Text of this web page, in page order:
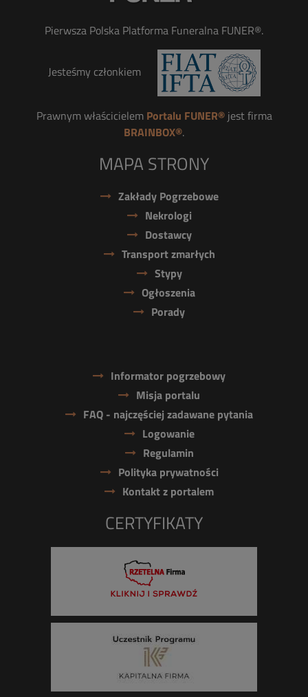
Pierwsza Polska Platforma Funeralna FUNER®.
Jesteśmy członkiem
Prawnym właścicielem Portalu FUNER®jest firma
BRAINBOX®.
MAPA STRONY
Zakłady Pogrzebowe
Nekrologi
Dostawcy
Transport zmarłych
Stypy
Ogłoszenia
Porady
Informator pogrzebowy
Misja portalu
FAQ - najczęściej zadawane pytania
Logowanie
Regulamin
Polityka prywatności
Kontakt z portalem
CERTYFIKATY